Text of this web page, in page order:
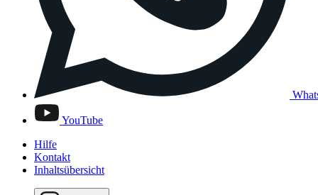
YouTube
Hilfe
Kontakt
Inhaltsübersicht